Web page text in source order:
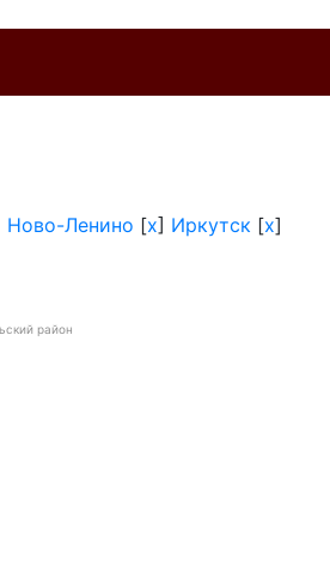
Ново-Ленино [x] Иркутск [x]
район